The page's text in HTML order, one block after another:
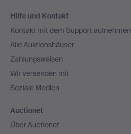
Navigation
Hilfe und Kontakt
Kontakt mit dem Support aufnehmen
Alle Auktionshäuser
Zahlungsweisen
Wir versenden mit
Soziale Medien
Auctionet
Über Auctionet